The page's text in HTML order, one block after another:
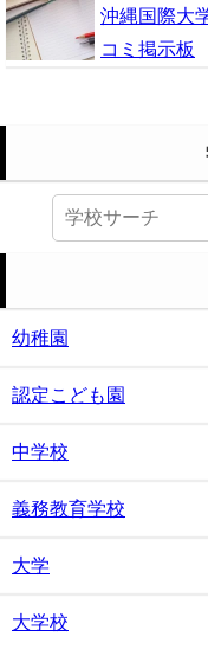
沖縄国際大
コミ掲示板
検
幼稚園
認定こども園
中学校
義務教育学校
大学
大学校